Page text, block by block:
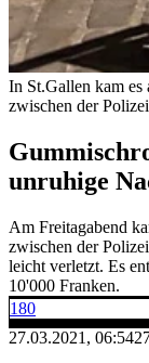
In St.Gallen kam es
zwischen der
unruhige
Am Freitagabend
zwischen der
leicht verletzt. Es
10'000 Franken.
180
27.03.2021, 06:54